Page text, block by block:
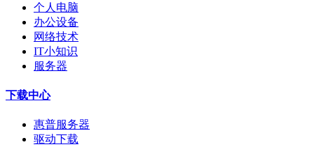
个人电脑
办公设备
网络技术
IT小知识
服务器
下载中心
惠普服务器
驱动下载